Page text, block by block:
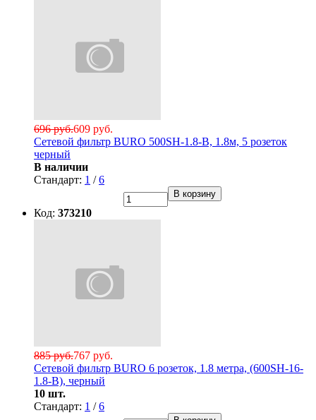
609 руб.
696 руб.
Сетевой фильтр BURO 500SH-1.8-В, 1.8м, 5 розеток
черный
В наличии
Стандарт: 1 /6
В корзину
Код: 373210
767 руб.
885 руб.
Сетевой фильтр BURO 6 розеток, 1.8 метра, (600SH-16-
1.8-B), черный
10 шт.
Стандарт: 1 /6